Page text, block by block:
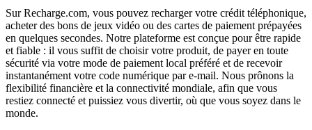
Sur Recharge.com, vous pouvez recharger votre crédit téléphonique,
acheter des bons de jeux vidéo ou des cartes de paiement prépayées
en quelques secondes. Notre plateforme est conçue pour être rapide
et fiable : il vous suffit de choisir votre produit, de payer en toute
sécurité via votre mode de paiement local préféré et de recevoir
instantanément votre code numérique par e-mail. Nous prônons la
flexibilité financière et la connectivité mondiale, afin que vous
restiez connecté et puissiez vous divertir, où que vous soyez dans le
monde.